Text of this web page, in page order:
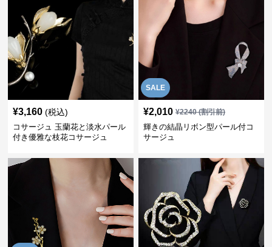
¥3,160 (税込)
コサージュ 玉蘭花と淡水パール
付き優雅な枝花コサージュ
SALE
¥2,010 ¥2240(割引前)
輝きの結晶リボン型パール付コ
サージュ